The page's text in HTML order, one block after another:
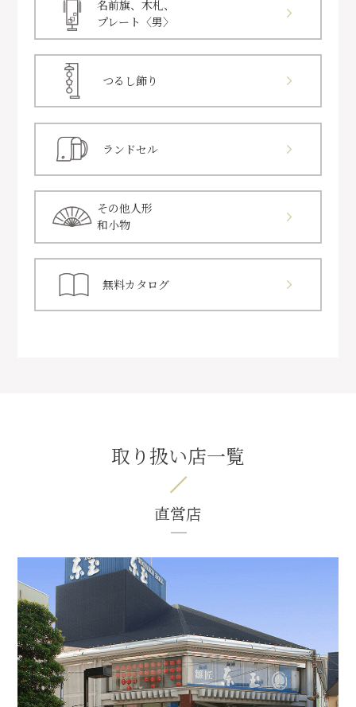
名前旗、木札、
プレート〈男〉
つるし飾り
ランドセル
その他人形
和小物
無料カタログ
取り扱い店一覧
直営店